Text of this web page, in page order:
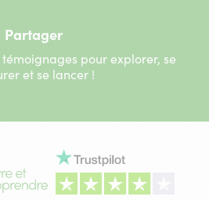
Partager
témoignages pour explorer, se
et se lancer !